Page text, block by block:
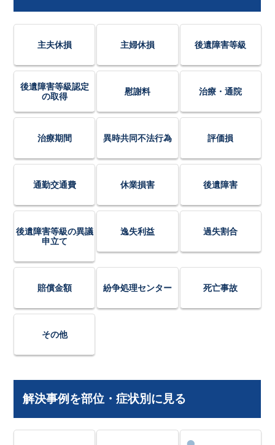
主夫休損 主婦休損 後遺障害等級
後遺障害等級認定
の取得
慰謝料 治療・通院
治療期間 異時共同不法行為 評価損
通勤交通費 休業損害 後遺障害
後遺障害等級の異議
申立て
逸失利益 過失割合
賠償金額 紛争処理センター 死亡事故
その他
解決事例を部位・症状別に見る